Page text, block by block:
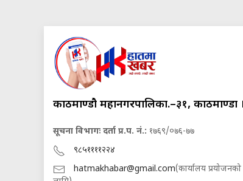
काठमाण्डौ महानगरपालिका.–३१, काठमाण्डौं
सूचना विभागः दर्ता प्र.प. नं.: १७६९/०७६-७७
९८५११११२२४
hatmakhabar@gmail.com(कार्यालय प्रयोजनको